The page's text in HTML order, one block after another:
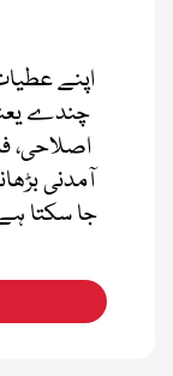
اپنے
چندے
اصلاحی،
آمدنی
جا سکتا ہے